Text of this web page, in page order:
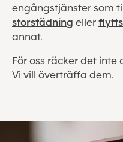
engångstjänster som
storstädning eller
annat.
För oss räcker det
Vi vill överträffa dem.